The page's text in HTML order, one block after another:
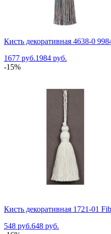
Кисть декоративная 4638-0
1677 руб.1984 руб.
-15%
Кисть декоративная 1721-01
548 руб.648 руб.